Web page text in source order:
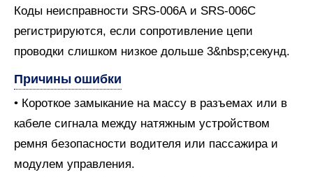
Коды неисправности SRS-006А и SRS-006C
регистрируются, если сопротивление цепи
проводки слишком низкое дольше 3&nbsp;секунд.
Причины ошибки
• Короткое замыкание на массу в разъемах или в
кабеле сигнала между натяжным устройством
ремня безопасности водителя или пассажира и
модулем управления.